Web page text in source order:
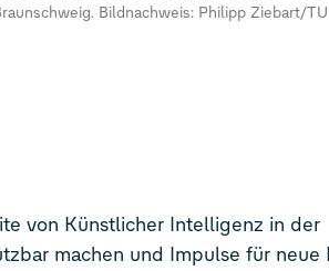
Bildnachweis: Philipp Ziebart/TU
von Künstlicher Intelligenz in der
machen und Impulse für neue